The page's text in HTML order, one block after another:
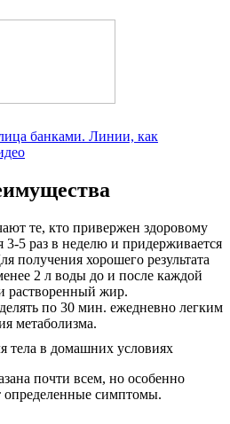
банками. Линии, как
те, кто привержен здоровому
3-5 раз в неделю и придерживается
получения хорошего результата
2 л воды до и после каждой
растворенный жир.
по 30 мин. ежедневно легким
метаболизма.
почти всем, но особенно
определенные симптомы.